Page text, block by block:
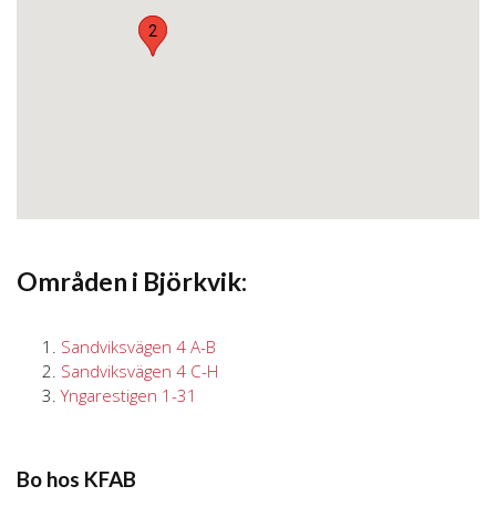
Bo hos KFAB
1
2
Områden i Björkvik:
Sandviksvägen 4 A-B
Sandviksvägen 4 C-H
Yngarestigen 1-31